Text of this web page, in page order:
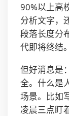
90%以上高
分析文字，
段落长度分
代即将终结。
但好消息是
全。什么是
场景。比如
凌晨三点盯